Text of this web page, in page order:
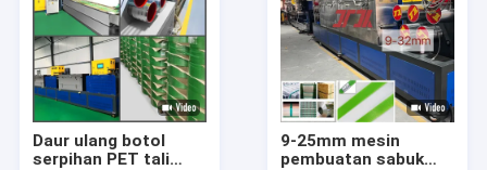
Daur ulang botol
serpihan PET tali
9-25mm mesin
pembuatan sabuk